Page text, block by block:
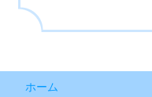
ホーム